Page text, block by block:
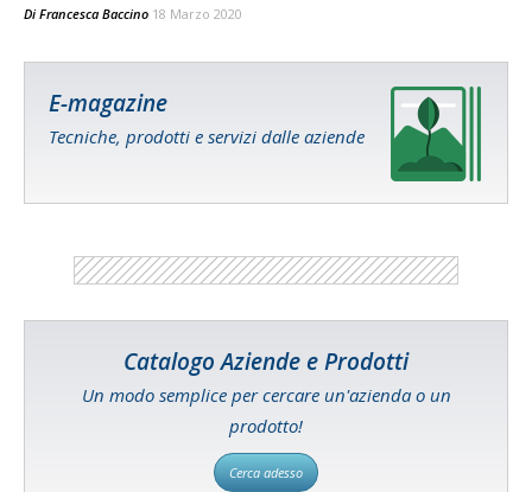
Di Francesca Baccino 18 Marzo 2020
E-magazine
Tecniche, prodotti e servizi dalle aziende
Catalogo Aziende e Prodotti
Un modo semplice per cercare un'azienda o un
prodotto!
Cerca adesso